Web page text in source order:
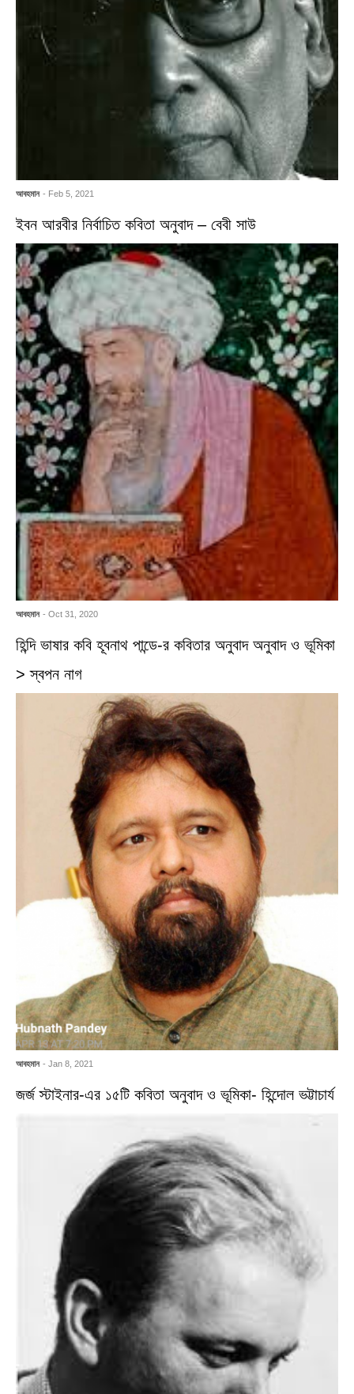
আবহমান - Feb 5, 2021
ইবন আরবীর নির্বাচিত কবিতা অনুবাদ – বেবী সাউ
আবহমান - Oct 31, 2020
হিন্দি ভাষার কবি হূবনাথ পান্ডে-র কবিতার অনুবাদ অনুবাদ ও ভূমিকা
> স্বপন নাগ
আবহমান - Jan 8, 2021
জর্জ স্টাইনার-এর ১৫টি কবিতা অনুবাদ ও ভূমিকা- হিন্দোল ভট্টাচার্য